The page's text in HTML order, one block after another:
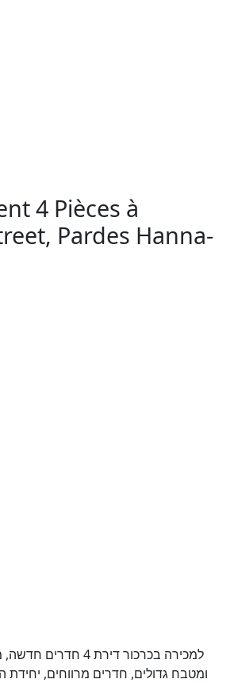
4 Pièces à
Pardes Hanna-
למכירה בכרכור דירת
ומטבח גדולים, חדרים מרווחים,